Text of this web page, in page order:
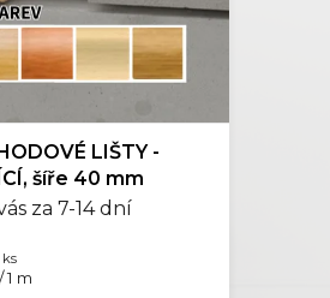
LIŠTY -
šíře 40 mm
za 7-14 dní
1 m